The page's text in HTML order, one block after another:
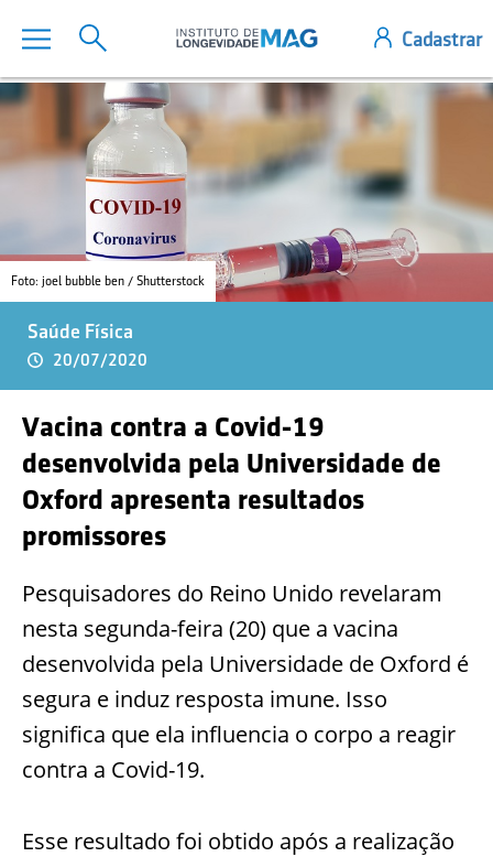
Foto: joel bubble ben / Shutterstock
Saúde Física
20/07/2020
Vacina contra a Covid-19
desenvolvida pela Universidade de
Oxford apresenta resultados
promissores
Pesquisadores do Reino Unido revelaram
nesta segunda-feira (20) que a vacina
desenvolvida pela Universidade de Oxford é
segura e induz resposta imune. Isso
significa que ela influencia o corpo a reagir
contra a Covid-19.
Esse resultado foi obtido após a realização